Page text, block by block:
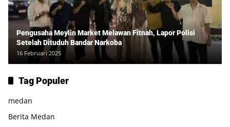
Pengusaha Meylin Market Melawan Fitnah, Lapor Polisi
Setelah Dituduh Bandar Narkoba
16 Februari 2025
Tag Populer
medan
Berita Medan